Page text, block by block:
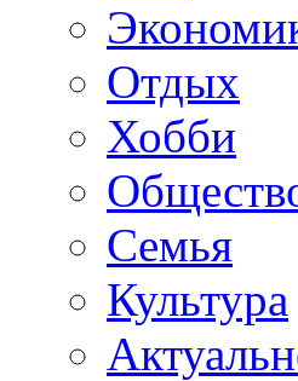
Отдых
Хобби
Семья
Культура